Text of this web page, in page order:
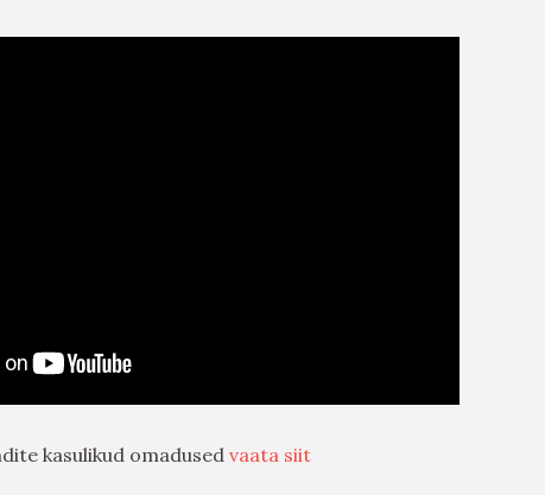
kasulikud omadused vaata siit